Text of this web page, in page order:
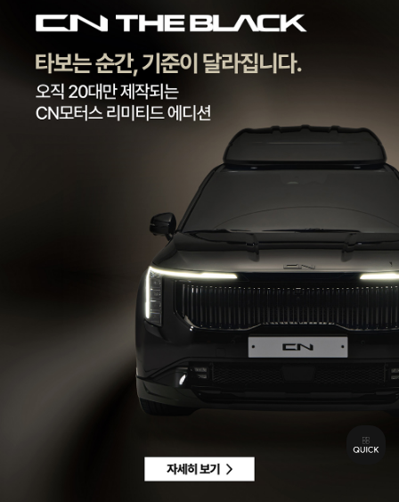
주식회사 씨엔모터스
대표 | 조종현
전화 |1855-3966
팩스 | 032-578-3966
통신판매업신고번호 | 제 2022-인천서구-2322호
차량구매상담 | 평일 09:00 ~ 18:00 / 주말 및 공휴일 10:00 ~ 18:00
AS 및 기타상담 | 평일 09:00 ~ 18:00 / 주말 및 공휴일 휴무
이메일수집정보